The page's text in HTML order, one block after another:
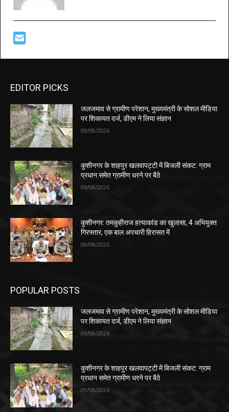
EDITOR PICKS
जलजमाव से ग्रामीण परेशान, मुख्यमंत्री के सोशल मीडिया
पर शिकायत दर्ज, डीएम ने लिया संज्ञान
09/08/2026
कुशीनगर के शाहपुर खलवापट्टी में बिजली संकट: ग्राम
प्रधान समेत ग्रामीण धरने पर बैठे
09/08/2026
कुशीनगर: तमकुहीराज हत्याकांड का खुलासा, 4 अभियुक्त
गिरफ्तार, एक बाल अपचारी हिरासत में
08/08/2026
POPULAR POSTS
जलजमाव से ग्रामीण परेशान, मुख्यमंत्री के सोशल मीडिया
पर शिकायत दर्ज, डीएम ने लिया संज्ञान
09/08/2026
कुशीनगर के शाहपुर खलवापट्टी में बिजली संकट: ग्राम
प्रधान समेत ग्रामीण धरने पर बैठे
09/08/2026